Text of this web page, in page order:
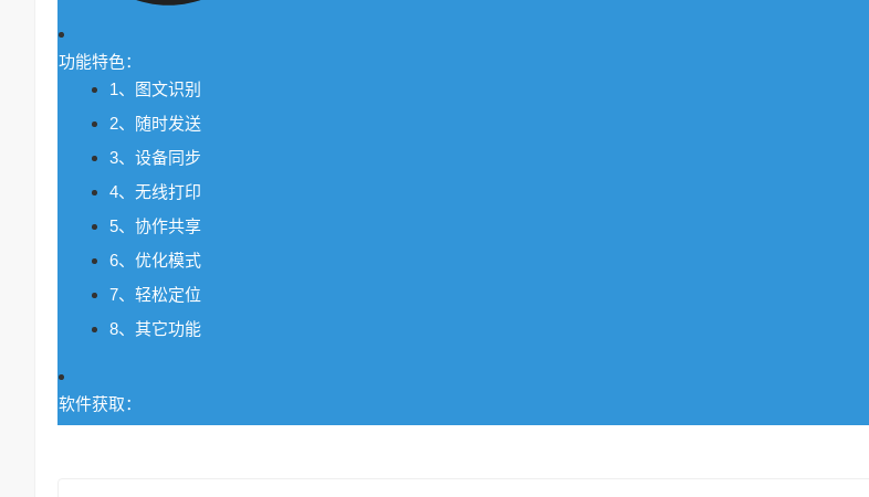
功能特色：
1、图文识别
2、随时发送
3、设备同步
4、无线打印
5、协作共享
6、优化模式
7、轻松定位
8、其它功能
软件获取：